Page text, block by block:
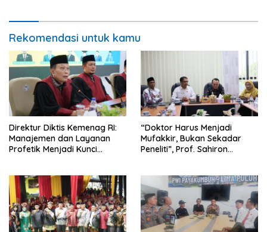
Rekomendasi untuk kamu
Direktur Diktis Kemenag RI:
Manajemen dan Layanan
Profetik Menjadi Kunci
Kampus Bereputasi Global
“Doktor Harus Menjadi
Mufakkir, Bukan Sekadar
Peneliti”, Prof. Sahiron